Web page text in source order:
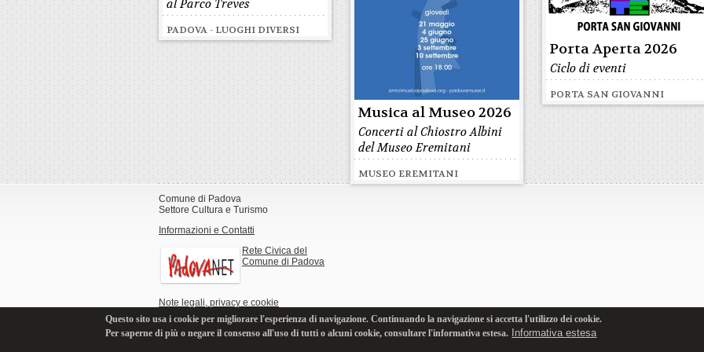
al Parco Treves
PADOVA - LUOGHI DIVERSI
Porta Aperta 2026
Ciclo di eventi
PORTA SAN GIOVANNI
Musica al Museo 2026
Concerti al Chiostro Albini
del Museo Eremitani
MUSEO EREMITANI
Comune di Padova
Settore Cultura e Turismo
Informazioni e Contatti
Rete Civica del
Comune di Padova
Note legali, privacy e cookie
Questo sito usa i cookie per migliorare l'esperienza di navigazione. Continuando la navigazione si accetta l'utilizzo dei cookie.
Per saperne di più o negare il consenso all'uso di tutti o alcuni cookie, consultare l'informativa estesa. Informativa estesa